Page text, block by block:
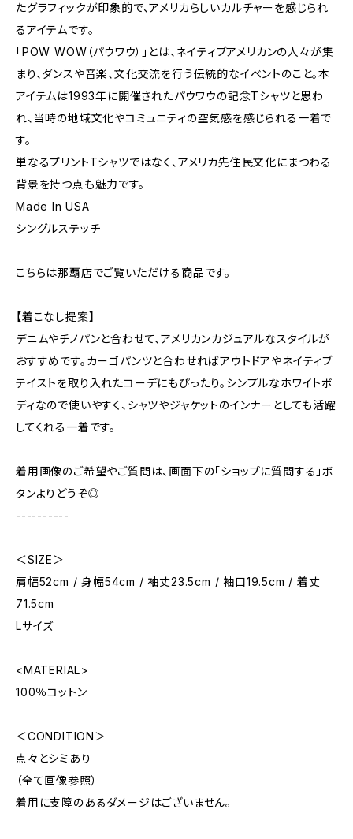
たグラフィックが印象的で、アメリカらしいカルチャーを感じられ
るアイテムです。
「POW WOW（パウワウ）」とは、ネイティブアメリカンの人々が集
まり、ダンスや音楽、文化交流を行う伝統的なイベントのこと。本
アイテムは1993年に開催されたパウワウの記念Tシャツと思わ
れ、当時の地域文化やコミュニティの空気感を感じられる一着で
す。
単なるプリントTシャツではなく、アメリカ先住民文化にまつわる
背景を持つ点も魅力です。
Made In USA
シングルステッチ
こちらは那覇店でご覧いただける商品です。
【着こなし提案】
デニムやチノパンと合わせて、アメリカンカジュアルなスタイルが
おすすめです。カーゴパンツと合わせればアウトドアやネイティブ
テイストを取り入れたコーデにもぴったり。シンプルなホワイトボ
ディなので使いやすく、シャツやジャケットのインナーとしても活躍
してくれる一着です。
着用画像のご希望やご質問は、画面下の「ショップに質問する」ボ
タンよりどうぞ◎
----------
＜SIZE＞
肩幅52cm / 身幅54cm / 袖丈23.5cm / 袖口19.5cm / 着丈
71.5cm
Lサイズ
<MATERIAL>
100％コットン
＜CONDITION＞
点々とシミあり
（全て画像参照）
着用に支障のあるダメージはございません。